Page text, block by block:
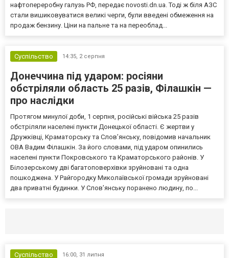
нафтопереробну галузь РФ, передає novosti.dn.ua. Тоді ж біля АЗС
стали вишиковуватися великі черги, були введені обмеження на
продаж бензину. Ціни на пальне та на переоблад...
Суспільство 14:35, 2 серпня
Донеччина під ударом: росіяни
обстріляли область 25 разів, Філашкін —
про наслідки
Протягом минулої доби, 1 серпня, російські війська 25 разів
обстріляли населені пункти Донецької області. Є жертви у
Дружківці, Краматорську та Слов’янську, повідомив начальник
ОВА Вадим Філашкін. За його словами, під ударом опинились
населені пункти Покровського та Краматорського районів. У
Білозерському дві багатоповерхівки зруйновані та одна
пошкоджена. У Райгородку Миколаївської громади зруйновані
два приватні будинки. У Слов’янську поранено людину, по...
Суспільство 16:00, 31 липня